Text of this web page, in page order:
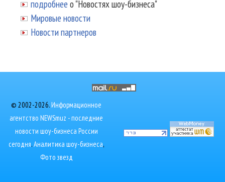
подробнее о "Новостях шоу-бизнеса"
Мировые новости
Новости партнеров
© 2002-2026.Информационное
агентство NEWSmuz - последние
новости шоу-бизнеса России
сегодня.Аналитика шоу-бизнеса,
Фото звезд